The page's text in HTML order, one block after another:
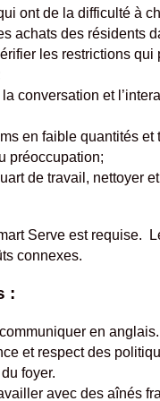
ont de la difficulté à
achats des résidents
les restrictions qui
conversation et
en faible quantités et
préoccupation;
de travail, nettoyer
Serve est requise.
connexes.
:
en anglais.
et respect des
foyer.
avec des aînés